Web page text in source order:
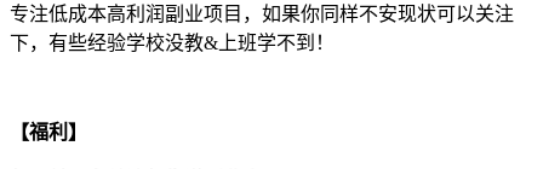
专注低成本高利润副业项目，如果你同样不安现状可以关注
下，有些经验学校没教&上班学不到！
【福利】